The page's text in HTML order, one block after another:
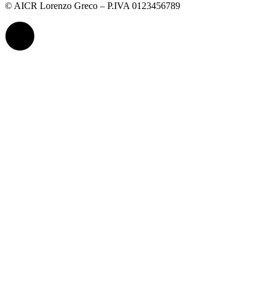
© AICR Lorenzo Greco – P.IVA 0123456789